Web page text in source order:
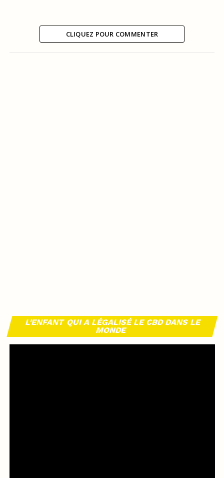
CLIQUEZ POUR COMMENTER
L’ENFANT QUI A LÉGALISÉ LE CBD DANS LE
MONDE